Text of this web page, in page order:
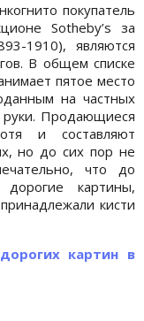
покупатель
Sotheby’s за
1910), являются
В общем списке
пятое место
на частных
руки. Продающиеся
и составляют
но до сих пор не
что до
картины,
кисти
картин в